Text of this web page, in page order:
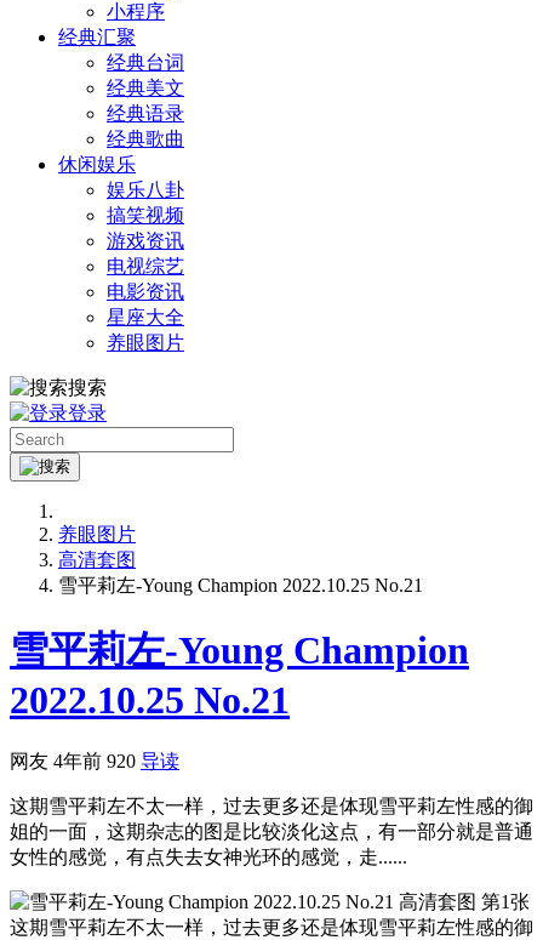
小程序
经典汇聚
经典台词
经典美文
经典语录
经典歌曲
休闲娱乐
娱乐八卦
搞笑视频
游戏资讯
电视综艺
电影资讯
星座大全
养眼图片
搜索
登录
养眼图片
高清套图
雪平莉左-Young Champion 2022.10.25 No.21
雪平莉左-Young Champion
2022.10.25 No.21
网友 4年前 920 导读
这期雪平莉左不太一样，过去更多还是体现雪平莉左性感的御
姐的一面，这期杂志的图是比较淡化这点，有一部分就是普通
女性的感觉，有点失去女神光环的感觉，走......
这期雪平莉左不太一样，过去更多还是体现雪平莉左性感的御